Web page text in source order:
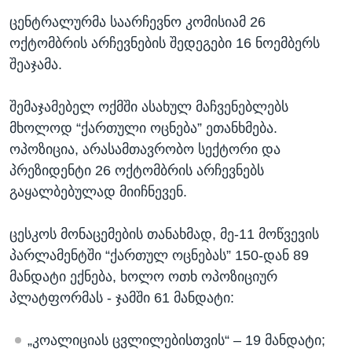
ცენტრალურმა საარჩევნო კომისიამ 26
ოქტომბრის არჩევნების შედეგები 16 ნოემბერს
შეაჯამა.
შემაჯამებელ ოქმში ასახულ მაჩვენებლებს
მხოლოდ “ქართული ოცნება” ეთანხმება.
ოპოზიცია, არასამთავრობო სექტორი და
პრეზიდენტი 26 ოქტომბრის არჩევნებს
გაყალბებულად მიიჩნევენ.
ცესკოს მონაცემების თანახმად, მე-11 მოწვევის
პარლამენტში “ქართულ ოცნებას” 150-დან 89
მანდატი ექნება, ხოლო ოთხ ოპოზიციურ
პლატფორმას - ჯამში 61 მანდატი:
„კოალიციას ცვლილებისთვის“ – 19 მანდატი;